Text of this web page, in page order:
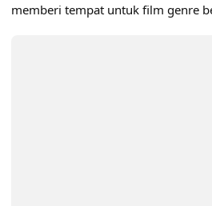
memberi tempat untuk film genre